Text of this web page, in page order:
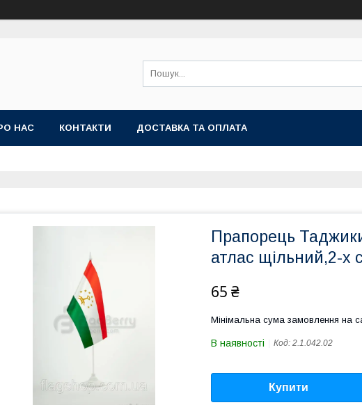
НАС КОНТАКТИ ДОСТАВКА ТА ОПЛАТА
Прапорець
атлас щільний,2-х
65 ₴
Мінімальна сума замовлення на
В наявності Код: 2.1.042.02
Купити